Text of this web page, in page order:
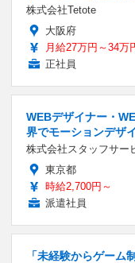
株式会社Tetote
大阪府
月給27万円～34万
正社員
WEBデザイナー・
界でモーションデザ
株式会社スタッフサー
東京都
時給2,700円～
派遣社員
「未経験からゲーム